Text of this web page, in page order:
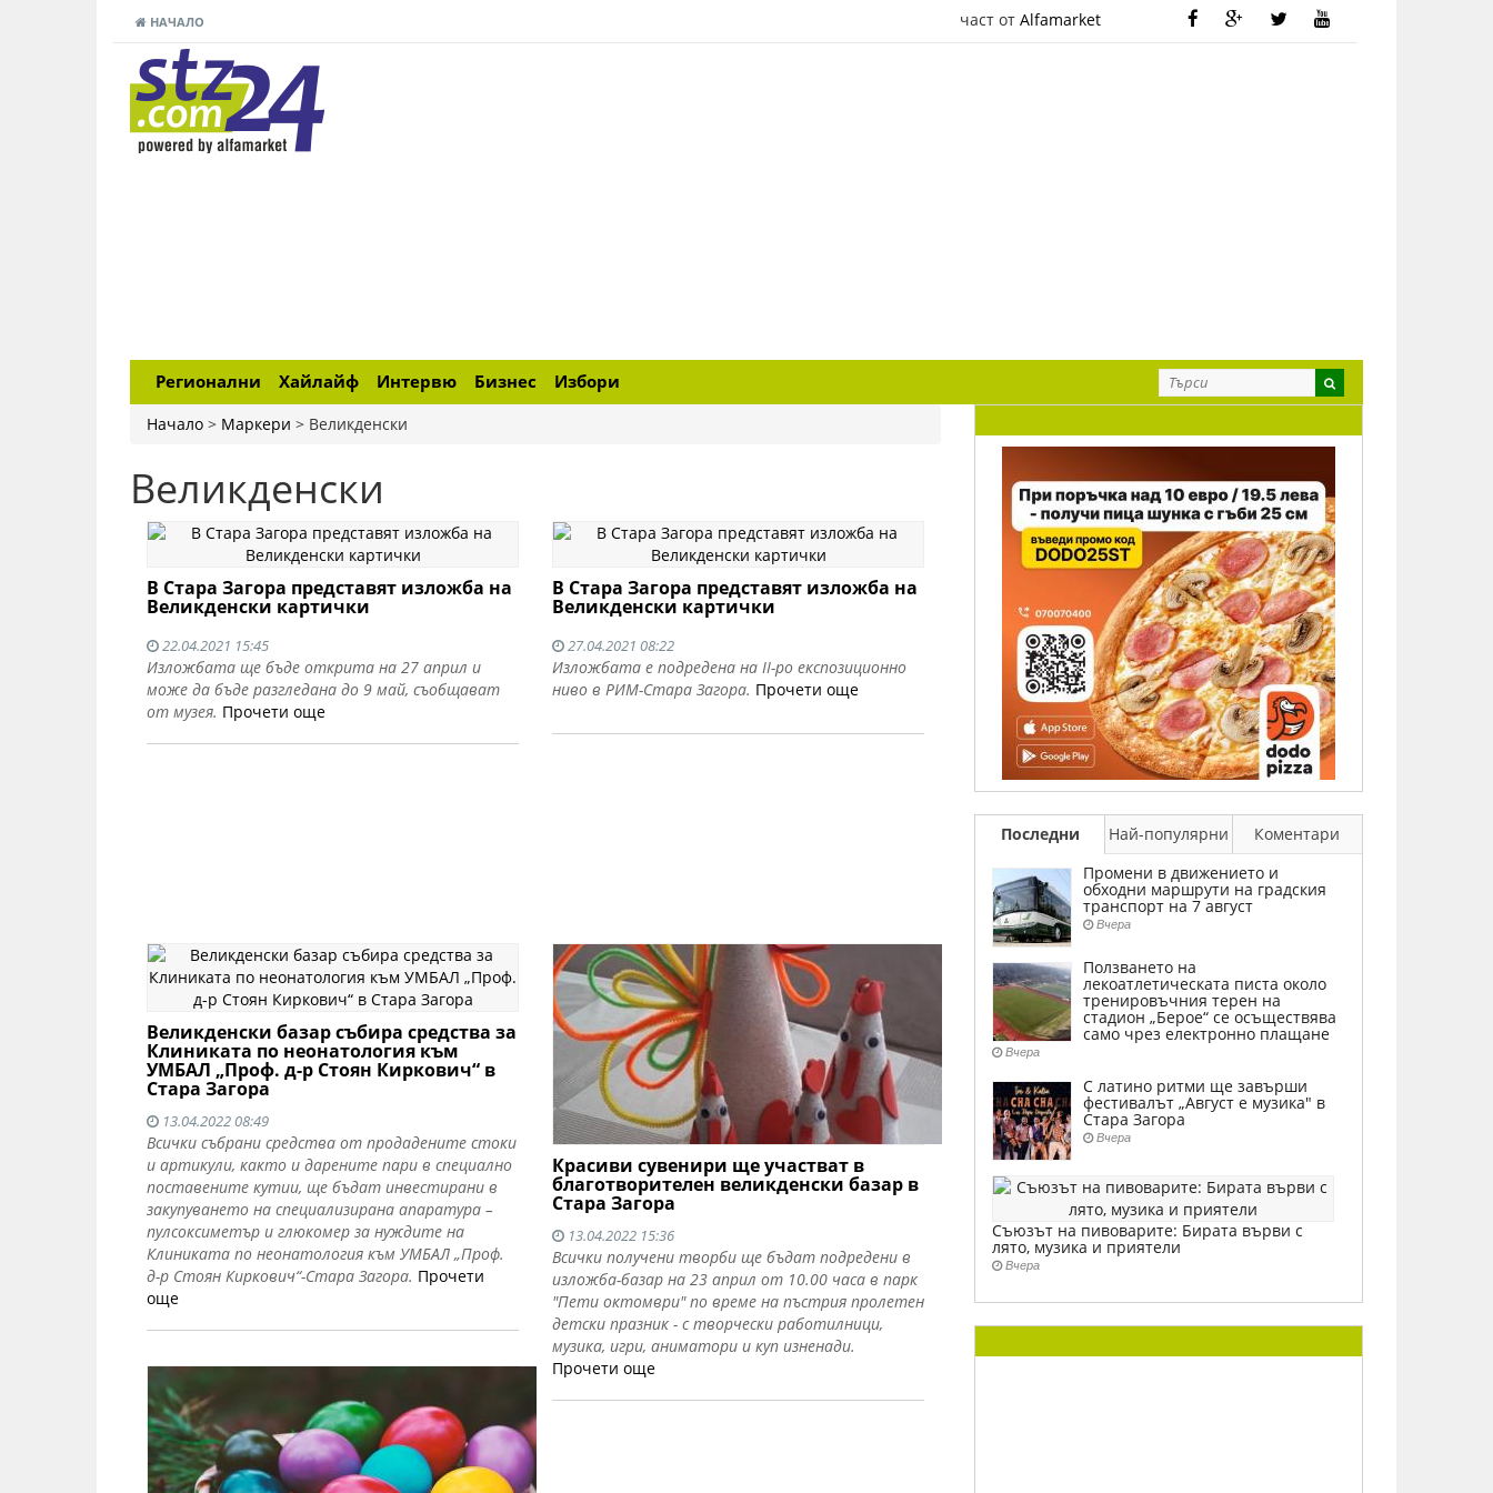
НАЧАЛО част от Alfamarket
Регионални Хайлайф Интервю Бизнес Избори
Начало > Маркери > Великденски
Великденски
В Стара Загора представят изложба на
Великденски картички
22.04.2021 15:45
Изложбата ще бъде открита на 27 април и
може да бъде разгледана до 9 май, съобщават
от музея. Прочети още
В Стара Загора представят изложба на
Великденски картички
27.04.2021 08:22
Изложбата е подредена на II-ро експозиционно
ниво в РИМ-Стара Загора. Прочети още
Великденски базар събира средства за
Клиниката по неонатология към
УМБАЛ „Проф. д-р Стоян Киркович“ в
Стара Загора
13.04.2022 08:49
Всички събрани средства от продадените стоки
и артикули, както и дарените пари в специално
поставените кутии, ще бъдат инвестирани в
закупуването на специализирана апаратура –
пулсоксиметър и глюкомер за нуждите на
Клиниката по неонатология към УМБАЛ „Проф.
д-р Стоян Киркович“-Стара Загора. Прочети
още
Красиви сувенири ще участват в
благотворителен великденски базар в
Стара Загора
13.04.2022 15:36
Всички получени творби ще бъдат подредени в
изложба-базар на 23 април от 10.00 часа в парк
"Пети октомври" по време на пъстрия пролетен
детски празник - с творчески работилници,
музика, игри, аниматори и куп изненади.
Прочети още
Последни Най-популярни
Коментари
Промени в движението и
обходни маршрути на градския
транспорт на 7 август
Вчера
Ползването на
лекоатлетическата писта около
тренировъчния терен на
стадион „Берое“ се осъществява
само чрез електронно плащане
Вчера
С латино ритми ще завърши
фестивалът „Август е музика" в
Стара Загора
Вчера
Съюзът на пивоварите: Бирата върви с
лято, музика и приятели
Вчера